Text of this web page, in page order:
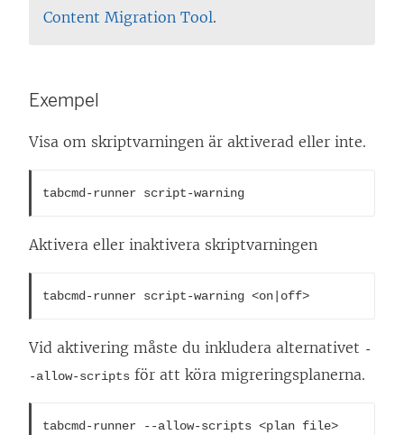
Content Migration Tool.
Exempel
Visa om skriptvarningen är aktiverad eller inte.
tabcmd-runner script-warning
Aktivera eller inaktivera skriptvarningen
tabcmd-runner script-warning <on|off>
Vid aktivering måste du inkludera alternativet -
-allow-scripts för att köra migreringsplanerna.
tabcmd-runner --allow-scripts <plan file>